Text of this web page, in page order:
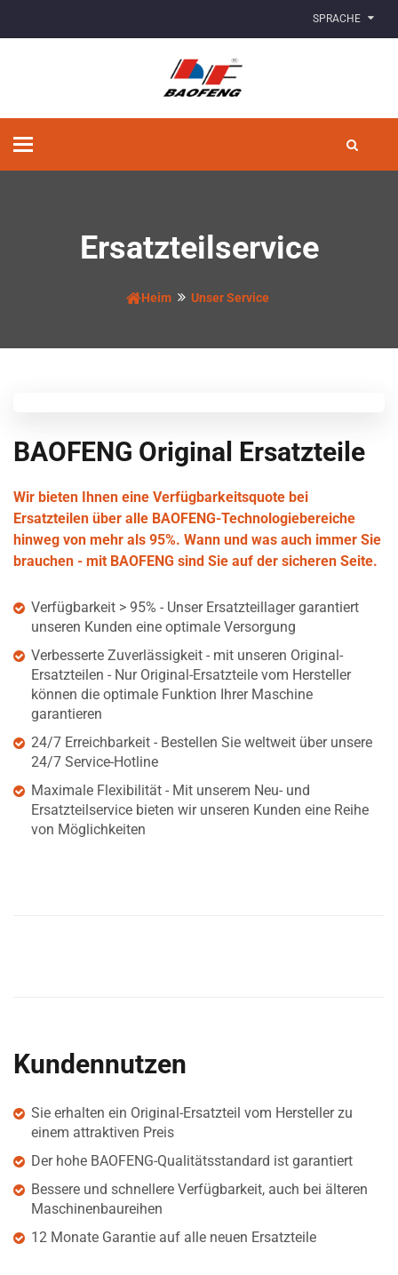
SPRACHE
Navigation
Ersatzteilservice
Heim Unser Service
BAOFENG Original Ersatzteile
Wir bieten Ihnen eine Verfügbarkeitsquote bei
Ersatzteilen über alle BAOFENG-Technologiebereiche
hinweg von mehr als 95%. Wann und was auch immer Sie
brauchen - mit BAOFENG sind Sie auf der sicheren Seite.
Verfügbarkeit > 95% - Unser Ersatzteillager garantiert
unseren Kunden eine optimale Versorgung
Verbesserte Zuverlässigkeit - mit unseren Original-
Ersatzteilen - Nur Original-Ersatzteile vom Hersteller
können die optimale Funktion Ihrer Maschine
garantieren
24/7 Erreichbarkeit - Bestellen Sie weltweit über unsere
24/7 Service-Hotline
Maximale Flexibilität - Mit unserem Neu- und
Ersatzteilservice bieten wir unseren Kunden eine Reihe
von Möglichkeiten
Kundennutzen
Sie erhalten ein Original-Ersatzteil vom Hersteller zu
einem attraktiven Preis
Der hohe BAOFENG-Qualitätsstandard ist garantiert
Bessere und schnellere Verfügbarkeit, auch bei älteren
Maschinenbaureihen
12 Monate Garantie auf alle neuen Ersatzteile